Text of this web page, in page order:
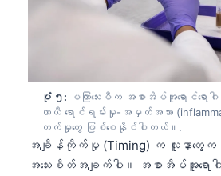
ပုံ ၅: မကြာသေးမီက အစာအိမ်အူရောင်ရော
ယာယီ ရောင်ရမ်းမှု-အမှတ်အသား
တက်မှုတွေ ဖြစ်စေနိုင်ပါတယ်။.
အချိန်ကိုက်မှု (Timing) က လူနာတွေ
အသေးစိတ်အချက်ပါ။ အစာအိမ်အူရောဂ
Ślōnskŏ gŏdka
Norsk bokmål